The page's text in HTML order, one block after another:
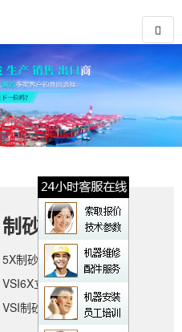
制砂设备
5X制砂机
VSI6X立轴冲击式破碎机
VSI制砂机